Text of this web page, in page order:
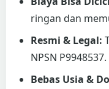
ringan dan
Resmi & Legal:
NPSN P9948537.
Bebas Usia &